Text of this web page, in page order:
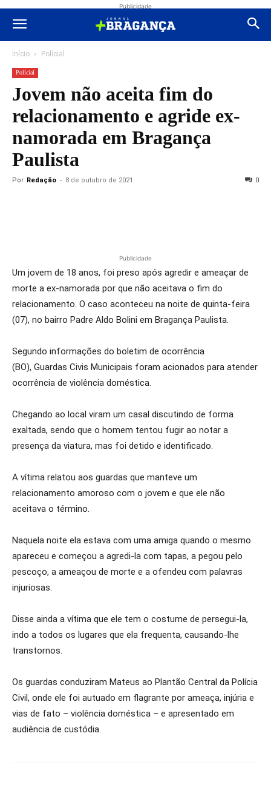
Publicidade
Início Polícial
Polícial
Jovem não aceita fim do
relacionamento e agride ex-
namorada em Bragança
Paulista
Por Redação - 8 de outubro de 2021 0
Publicidade
Um jovem de 18 anos, foi preso após agredir e ameaçar de
morte a ex-namorada por que não aceitava o fim do
relacionamento. O caso aconteceu na noite de quinta-feira
(07), no bairro Padre Aldo Bolini em Bragança Paulista.
Segundo informações do boletim de ocorrência
(BO), Guardas Civis Municipais foram acionados para atender
ocorrência de violência doméstica.
Chegando ao local viram um casal discutindo de forma
exaltada, sendo que o homem tentou fugir ao notar a
presença da viatura, mas foi detido e identificado.
A vítima relatou aos guardas que manteve um
relacionamento amoroso com o jovem e que ele não
aceitava o término.
Naquela noite ela estava com uma amiga quando o mesmo
apareceu e começou a agredi-la com tapas, a pegou pelo
pescoço, a ameaçou de morte e a ofendeu com palavras
injuriosas.
Disse ainda a vítima que ele tem o costume de persegui-la,
indo a todos os lugares que ela frequenta, causando-lhe
transtornos.
Os guardas conduziram Mateus ao Plantão Central da Polícia
Civil, onde ele foi autuado em flagrante por ameaça, injúria e
vias de fato – violência doméstica – e apresentado em
audiência de custódia.